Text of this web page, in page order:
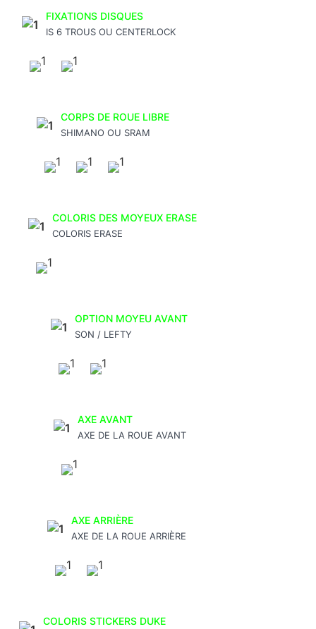
FIXATIONS DISQUES
IS 6 TROUS OU CENTERLOCK
CORPS DE ROUE LIBRE
SHIMANO OU SRAM
COLORIS DES MOYEUX ERASE
COLORIS ERASE
OPTION MOYEU AVANT
SON / LEFTY
AXE AVANT
AXE DE LA ROUE AVANT
AXE ARRIÈRE
AXE DE LA ROUE ARRIÈRE
COLORIS STICKERS DUKE